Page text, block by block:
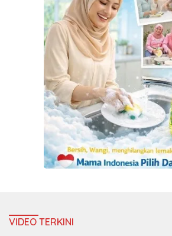
VIDEO TERKINI